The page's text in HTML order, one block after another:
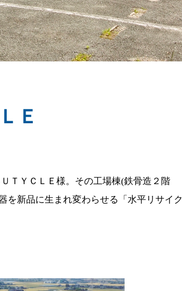
Ｅ
ＴＹＣＬＥ様。その工場棟(鉄骨造２階
を新品に生まれ変わらせる「水平リサイク